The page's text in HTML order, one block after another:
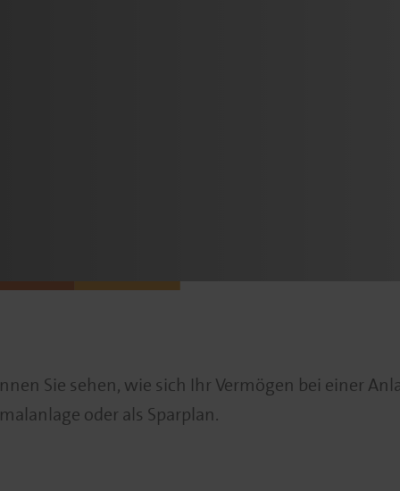
Sie sehen, wie sich Ihr Vermögen bei einer
oder als Sparplan.